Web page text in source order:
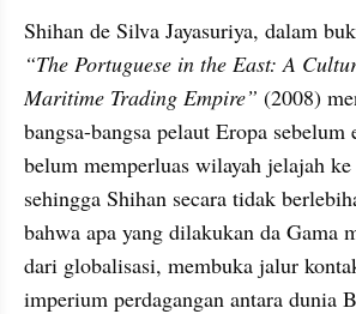
“The Portuguese in the East: A
Maritime Trading Empire” (2008)
bangsa-bangsa pelaut Eropa sebelum
belum memperluas wilayah jelajah
sehingga Shihan secara tidak
bahwa apa yang dilakukan da Gama
dari globalisasi, membuka jalur
imperium perdagangan antara dunia